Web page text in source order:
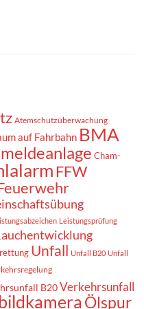
Atemschutzüberwachung
auf Fahrbahn BMA
Cham-
FFW
Leistungsprüfung
Unfall Unfall B20 Unfall
B20 Verkehrsunfall
Ölspur